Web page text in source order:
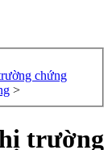
chứng
>
trường